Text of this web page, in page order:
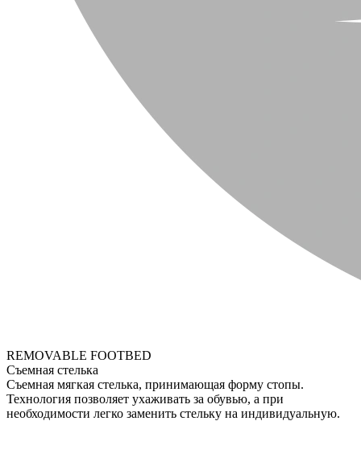
REMOVABLE FOOTBED
Съемная стелька
Съемная мягкая стелька, принимающая форму стопы.
Технология позволяет ухаживать за обувью, а при
необходимости легко заменить стельку на индивидуальную.